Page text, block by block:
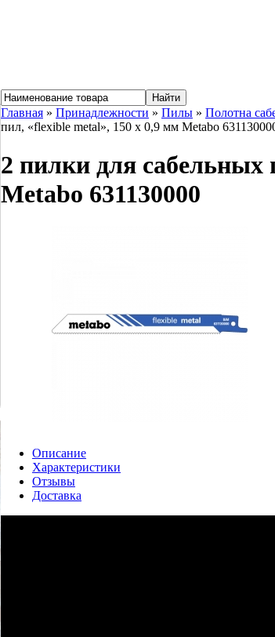
Главная » Принадлежности » Пилы » Полотна
пил, «flexible metal», 150 x 0,9 мм Metabo
2 пилки для
Metabo 631130000
Описание
Характеристики
Отзывы
Доставка